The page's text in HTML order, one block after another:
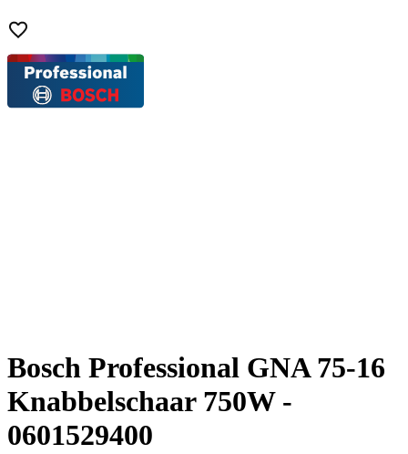
Bosch Professional GNA 75-16
Knabbelschaar 750W -
0601529400